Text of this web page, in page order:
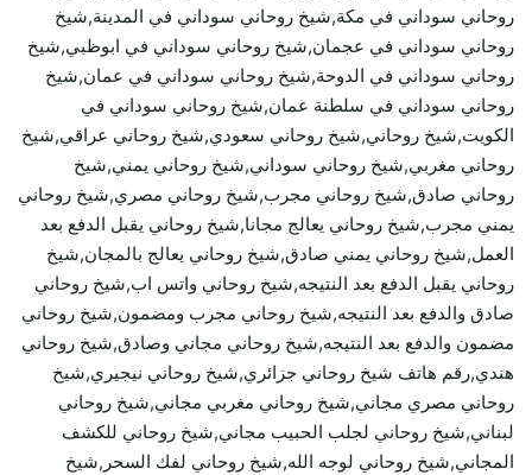
روحاني سوداني في مكة,شيخ روحاني سوداني في المدينة,شيخ
روحاني سوداني في عجمان,شيخ روحاني سوداني في ابوظبي,شيخ
روحاني سوداني في الدوحة,شيخ روحاني سوداني في عمان,شيخ
روحاني سوداني في سلطنة عمان,شيخ روحاني سوداني في
الكويت,شيخ روحاني,شيخ روحاني سعودي,شيخ روحاني عراقي,شيخ
روحاني مغربي,شيخ روحاني سوداني,شيخ روحاني يمني,شيخ
روحاني صادق,شيخ روحاني مجرب,شيخ روحاني مصري,شيخ روحاني
يمني مجرب,شيخ روحاني يعالج مجانا,شيخ روحاني يقبل الدفع بعد
العمل,شيخ روحاني يمني صادق,شيخ روحاني يعالج بالمجان,شيخ
روحاني يقبل الدفع بعد النتيجه,شيخ روحاني واتس اب,شيخ روحاني
صادق والدفع بعد النتيجه,شيخ روحاني مجرب ومضمون,شيخ روحاني
مضمون والدفع بعد النتيجه,شيخ روحاني مجاني وصادق,شيخ روحاني
هندي,رقم هاتف شيخ روحاني جزائري,شيخ روحاني نيجيري,شيخ
روحاني مصري مجاني,شيخ روحاني مغربي مجاني,شيخ روحاني
لبناني,شيخ روحاني لجلب الحبيب مجاني,شيخ روحاني للكشف
المجاني,شيخ روحاني لوجه الله,شيخ روحاني لفك السحر,شيخ